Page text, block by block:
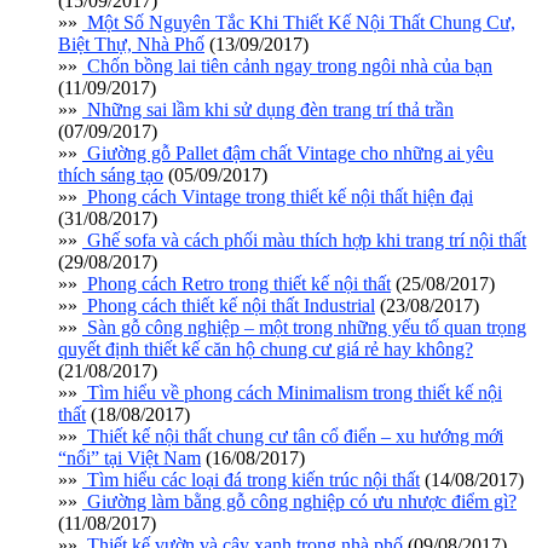
»» Một Số Nguyên Tắc Khi Thiết Kế Nội Thất Chung Cư,
Biệt Thự, Nhà Phố (13/09/2017)
»» Chốn bồng lai tiên cảnh ngay trong ngôi nhà của bạn
(11/09/2017)
»» Những sai lầm khi sử dụng đèn trang trí thả trần
(07/09/2017)
»» Giường gỗ Pallet đậm chất Vintage cho những ai yêu
thích sáng tạo (05/09/2017)
»» Phong cách Vintage trong thiết kế nội thất hiện đại
(31/08/2017)
»» Ghế sofa và cách phối màu thích hợp khi trang trí nội thất
(29/08/2017)
»» Phong cách Retro trong thiết kế nội thất (25/08/2017)
»» Phong cách thiết kế nội thất Industrial (23/08/2017)
»» Sàn gỗ công nghiệp – một trong những yếu tố quan trọng
quyết định thiết kế căn hộ chung cư giá rẻ hay không?
(21/08/2017)
»» Tìm hiểu về phong cách Minimalism trong thiết kế nội
thất (18/08/2017)
»» Thiết kế nội thất chung cư tân cổ điển – xu hướng mới
“nổi” tại Việt Nam (16/08/2017)
»» Tìm hiểu các loại đá trong kiến trúc nội thất (14/08/2017)
»» Giường làm bằng gỗ công nghiệp có ưu nhược điểm gì?
(11/08/2017)